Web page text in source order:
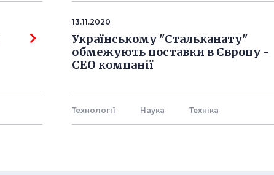
13.11.2020
Українському "Стальканату"
обмежують поставки в Європу -
СЕО компанії
Технології Наука Технiка